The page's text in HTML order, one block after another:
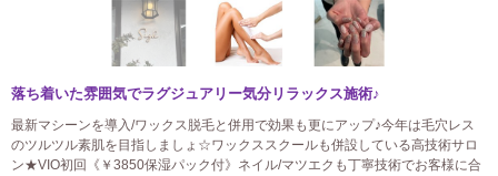
落ち着いた雰囲気でラグジュアリー気分リラックス施術♪
最新マシーンを導入/ワックス脱毛と併用で効果も更にアップ♪今年は毛穴レス
のツルツル素肌を目指しましょ☆ワックススクールも併設している高技術サロ
ン★VIO初回《￥3850保湿パック付》ネイル/マツエクも丁寧技術でお客様に合